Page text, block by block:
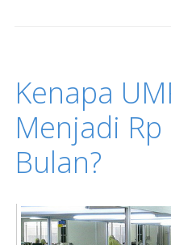
Kenapa
Menjadi
Bulan?